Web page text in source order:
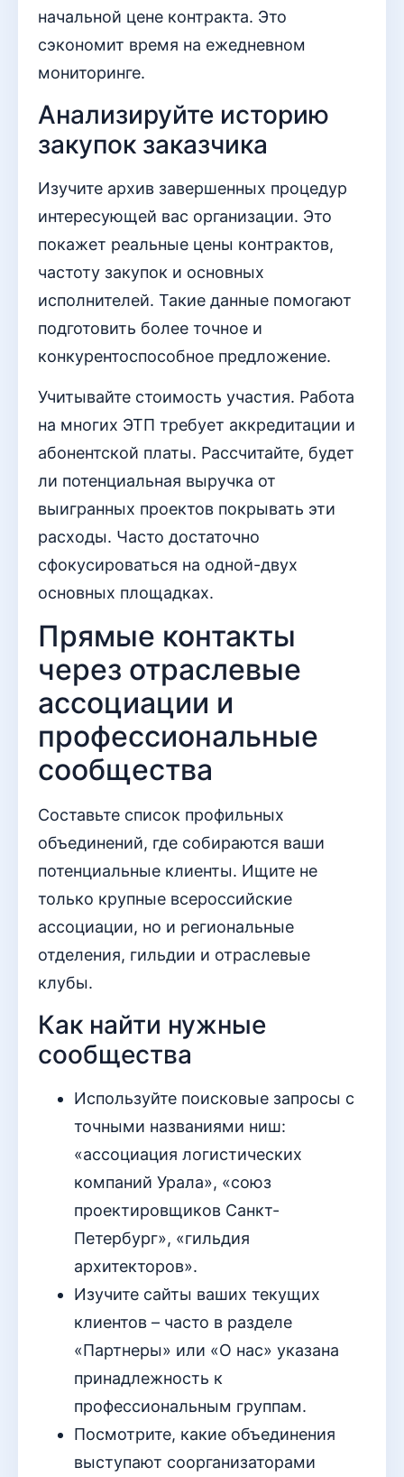
начальной цене контракта. Это
сэкономит время на ежедневном
мониторинге.
Анализируйте историю
закупок заказчика
Изучите архив завершенных процедур
интересующей вас организации. Это
покажет реальные цены контрактов,
частоту закупок и основных
исполнителей. Такие данные помогают
подготовить более точное и
конкурентоспособное предложение.
Учитывайте стоимость участия. Работа
на многих ЭТП требует аккредитации и
абонентской платы. Рассчитайте, будет
ли потенциальная выручка от
выигранных проектов покрывать эти
расходы. Часто достаточно
сфокусироваться на одной-двух
основных площадках.
Прямые контакты
через отраслевые
ассоциации и
профессиональные
сообщества
Составьте список профильных
объединений, где собираются ваши
потенциальные клиенты. Ищите не
только крупные всероссийские
ассоциации, но и региональные
отделения, гильдии и отраслевые
клубы.
Как найти нужные
сообщества
Используйте поисковые запросы с
точными названиями ниш:
«ассоциация логистических
компаний Урала», «союз
проектировщиков Санкт-
Петербург», «гильдия
архитекторов».
Изучите сайты ваших текущих
клиентов – часто в разделе
«Партнеры» или «О нас» указана
принадлежность к
профессиональным группам.
Посмотрите, какие объединения
выступают соорганизаторами